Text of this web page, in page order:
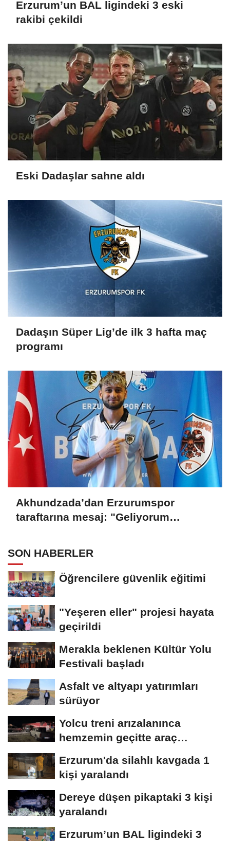
Erzurum’un BAL ligindeki 3 eski
rakibi çekildi
Eski Dadaşlar sahne aldı
Dadaşın Süper Lig’de ilk 3 hafta maç
programı
Akhundzada’dan Erzurumspor
taraftarına mesaj: "Geliyorum
SON HABERLER
Öğrencilere güvenlik eğitimi
"Yeşeren eller" projesi hayata
geçirildi
Merakla beklenen Kültür Yolu
Festivali başladı
Asfalt ve altyapı yatırımları
sürüyor
Yolcu treni arızalanınca
hemzemin geçitte araç
Erzurum'da silahlı kavgada 1
kişi yaralandı
Dereye düşen pikaptaki 3 kişi
yaralandı
Erzurum’un BAL ligindeki 3